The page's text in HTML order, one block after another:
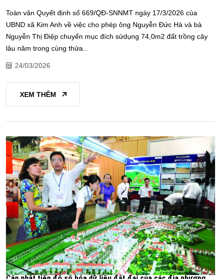
Toàn văn Quyết định số 669/QĐ-SNNMT ngày 17/3/2026 của
UBND xã Kim Anh về việc cho phép ông Nguyễn Đức Hà và bà
Nguyễn Thị Điệp chuyển mục đích sửdụng 74,0m2 đất trồng cây
lâu năm trong cùng thửa...
24/03/2026
XEM THÊM